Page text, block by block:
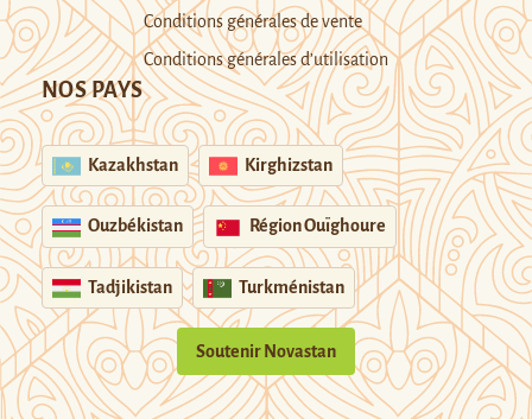
Conditions générales de vente
Conditions générales d’utilisation
NOS PAYS
Kazakhstan Kirghizstan
Ouzbékistan Région Ouïghoure
Tadjikistan Turkménistan
Soutenir Novastan